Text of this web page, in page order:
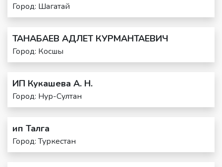
Город: Шагатай
ТАНАБАЕВ АДЛЕТ КУРМАНТАЕВИЧ
Город: Косшы
ИП Кукашева А. Н.
Город: Нур-Султан
ип Талга
Город: Туркестан